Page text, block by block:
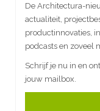
De Architectura-
actualiteit,
productinnovaties,
podcasts en zoveel
Schrijf je nu in en
jouw mailbox.